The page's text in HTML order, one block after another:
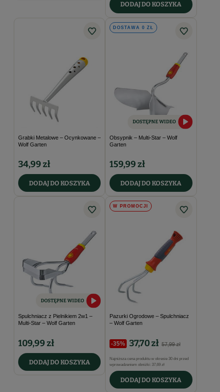
DODAJ DO KOSZYKA
Grabki Metalowe – Ocynkowane –
Wolf Garten
34,99 zł
DODAJ DO KOSZYKA
DOSTAWA 0 ZŁ
DOSTĘPNE WIDEO
Obsypnik – Multi-Star – Wolf
Garten
159,99 zł
DODAJ DO KOSZYKA
DOSTĘPNE WIDEO
Spulchniacz z Pielnikiem 2w1 –
Multi-Star – Wolf Garten
109,99 zł
DODAJ DO KOSZYKA
W PROMOCJI
Pazurki Ogrodowe – Spulchniacz
– Wolf Garten
57,99 zł
-35% 37,70 zł
Najniższa cena produktu w okresie 30 dni przed
wprowadzeniem obniżki: 37,69 zł
DODAJ DO KOSZYKA